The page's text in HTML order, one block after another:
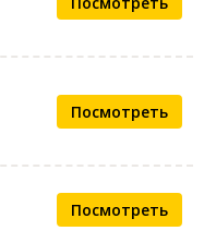
Посмотреть
Посмотреть